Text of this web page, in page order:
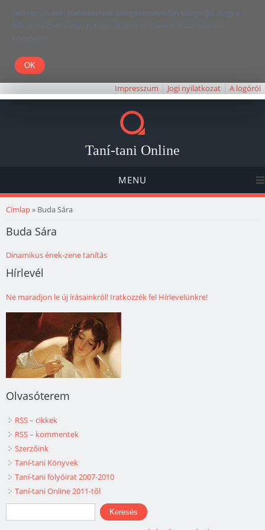
Kedves Olvasó! Weboldalunk böngészésével Ön elfogadja, hogy a
felhasználói élmény javítása céljából cookie-kat használunk.
Köszönjük!
Impresszum Jogi nyilatkozat A logóról
Taní-tani Online
MENU
Jelenlegi hely
Címlap» Buda Sára
Buda Sára
Dinamikus ének-zene tanítás
Hírlevél
Ne maradjon le új írásainkról! Iratkozzék fel Hírlevelünkre!
Olvasóterem
RSS – cikkek
RSS – kommentek
Szerzőink
Taní-tani Könyvek
Taní-tani folyóirat 2007-2010
Taní-tani Online 2011-től
Keresés űrlap
Keresés